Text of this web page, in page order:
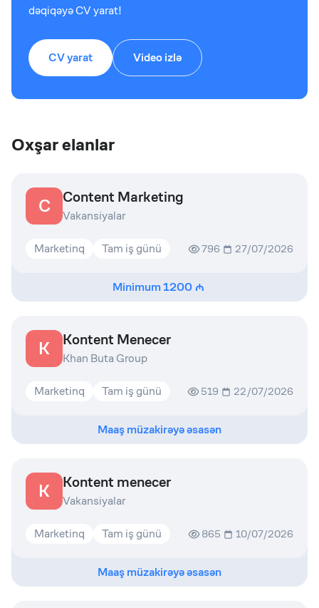
dəqiqəyə CV yarat!
CV yarat Video izlə
Oxşar elanlar
C Content Marketing
Vakansiyalar
Marketinq Tam iş günü 796 27/07/2026
Minimum1200
K Kontent Menecer
Khan Buta Group
Marketinq Tam iş günü 519 22/07/2026
Maaş müzakirəyə əsasən
K Kontent menecer
Vakansiyalar
Marketinq Tam iş günü 865 10/07/2026
Maaş müzakirəyə əsasən